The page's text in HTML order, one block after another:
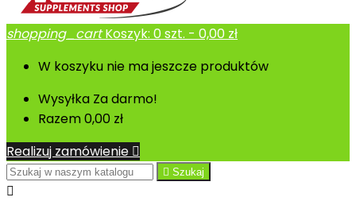
shopping_cart Koszyk: 0szt. - 0,00 zł
W koszyku nie ma jeszcze produktów
Wysyłka Za darmo!
Razem0,00 zł
Realizuj zamówienie 
 Szukaj
